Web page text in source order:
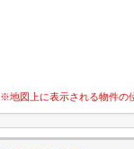
※地図上に表示される物件の